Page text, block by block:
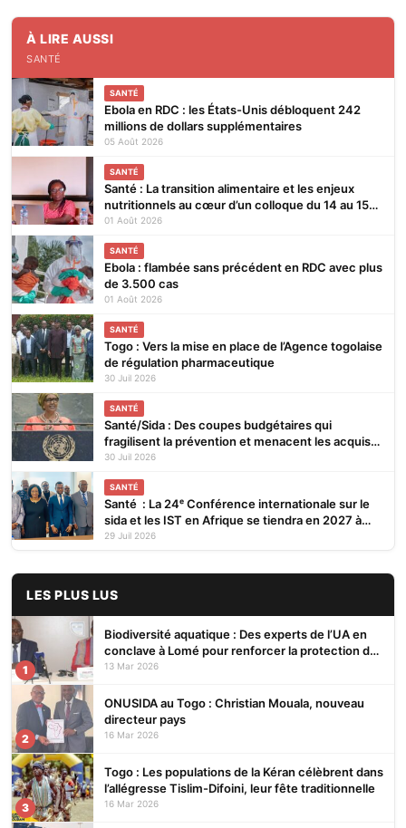
À LIRE AUSSI
SANTÉ
SANTÉ
Ebola en RDC : les États-Unis débloquent 242
millions de dollars supplémentaires
05 Août 2026
SANTÉ
Santé : La transition alimentaire et les enjeux
nutritionnels au cœur d’un colloque du 14 au 15
août 2026 à Lomé
01 Août 2026
SANTÉ
Ebola : flambée sans précédent en RDC avec plus
de 3.500 cas
01 Août 2026
SANTÉ
Togo : Vers la mise en place de l’Agence togolaise
de régulation pharmaceutique
30 Juil 2026
SANTÉ
Santé/Sida : Des coupes budgétaires qui
fragilisent la prévention et menacent les acquis
(ONUSIDA)
30 Juil 2026
SANTÉ
Santé : La 24ᵉ Conférence internationale sur le
sida et les IST en Afrique se tiendra en 2027 à
Cotonou
29 Juil 2026
LES PLUS LUS
1
Biodiversité aquatique : Des experts de l’UA en
conclave à Lomé pour renforcer la protection des
écosystèmes
13 Mar 2026
2
ONUSIDA au Togo : Christian Mouala, nouveau
directeur pays
16 Mar 2026
3
Togo : Les populations de la Kéran célèbrent dans
l’allégresse Tislim-Difoini, leur fête traditionnelle
16 Mar 2026